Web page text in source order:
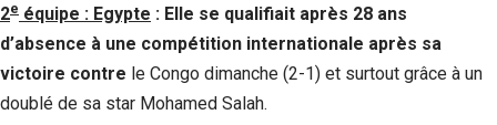
2e équipe : Egypte : Elle se qualifiait après 28 ans
d’absence à une compétition internationale après sa
victoire contre le Congo dimanche (2-1) et surtout grâce à un
doublé de sa star Mohamed Salah.